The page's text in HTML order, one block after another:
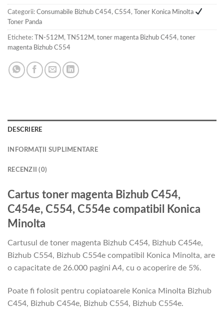
Categorii: Consumabile Bizhub C454, C554,
Toner Konica Minolta
Toner Panda
Etichete: TN-512M , TN512M , toner magenta Bizhub C454, toner
magenta Bizhub C554
DESCRIERE
INFORMAȚII SUPLIMENTARE
RECENZII (0)
Cartus toner magenta Bizhub C454,
C454e, C554, C554e compatibil Konica
Minolta
Cartusul de toner magenta Bizhub C454, Bizhub C454e,
Bizhub C554, Bizhub C554e compatibil Konica Minolta, are
o capacitate de 26.000 pagini A4, cu o acoperire de 5%.
Poate fi folosit pentru copiatoarele Konica Minolta Bizhub
C454, Bizhub C454e, Bizhub C554, Bizhub C554e.